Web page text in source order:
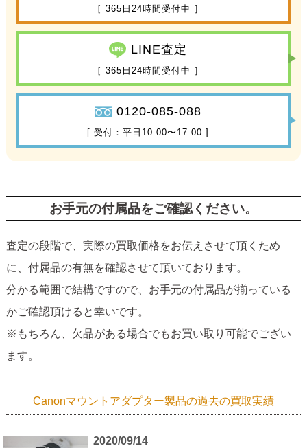
［ 365日24時間受付中 ］
LINE査定
［ 365日24時間受付中 ］
0120-085-088
[ 受付：平日10:00〜17:00 ]
お手元の付属品をご確認ください。
査定の段階で、実際の買取価格をお伝えさせて頂くため
に、付属品の有無を確認させて頂いております。
分かる範囲で結構ですので、お手元の付属品が揃っている
かご確認頂けると幸いです。
※もちろん、欠品がある場合でもお買い取り可能でござい
ます。
Canonマウントアダプター製品の過去の買取実績
2020/09/14